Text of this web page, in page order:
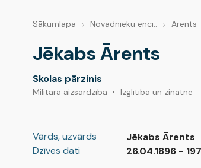
Sākumlapa Novadnieku enci.. Ārents
Jēkabs Ārents
Skolas pārzinis
Militārā aizsardzība Izglītība un zinātne
Vārds, uzvārds
Jēkabs Ārents
Dzīves dati
26.04.1896 -